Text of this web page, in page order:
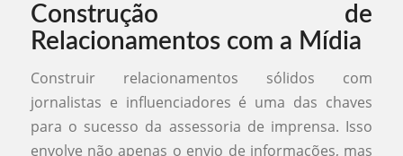
Construção de
Relacionamentos com a Mídia
Construir relacionamentos sólidos com
jornalistas e influenciadores é uma das chaves
para o sucesso da assessoria de imprensa. Isso
envolve não apenas o envio de informações, mas